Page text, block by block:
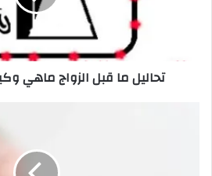
تحاليل ما قبل الزواج ماهي